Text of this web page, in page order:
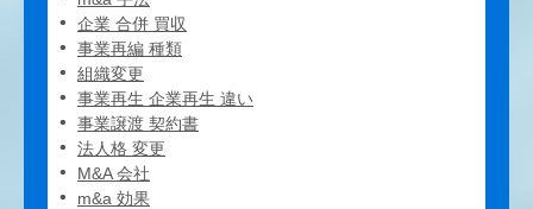
企業 合併 買収
事業再編 種類
組織変更
事業再生 企業再生 違い
事業譲渡 契約書
法人格 変更
M&A 会社
m&a 効果